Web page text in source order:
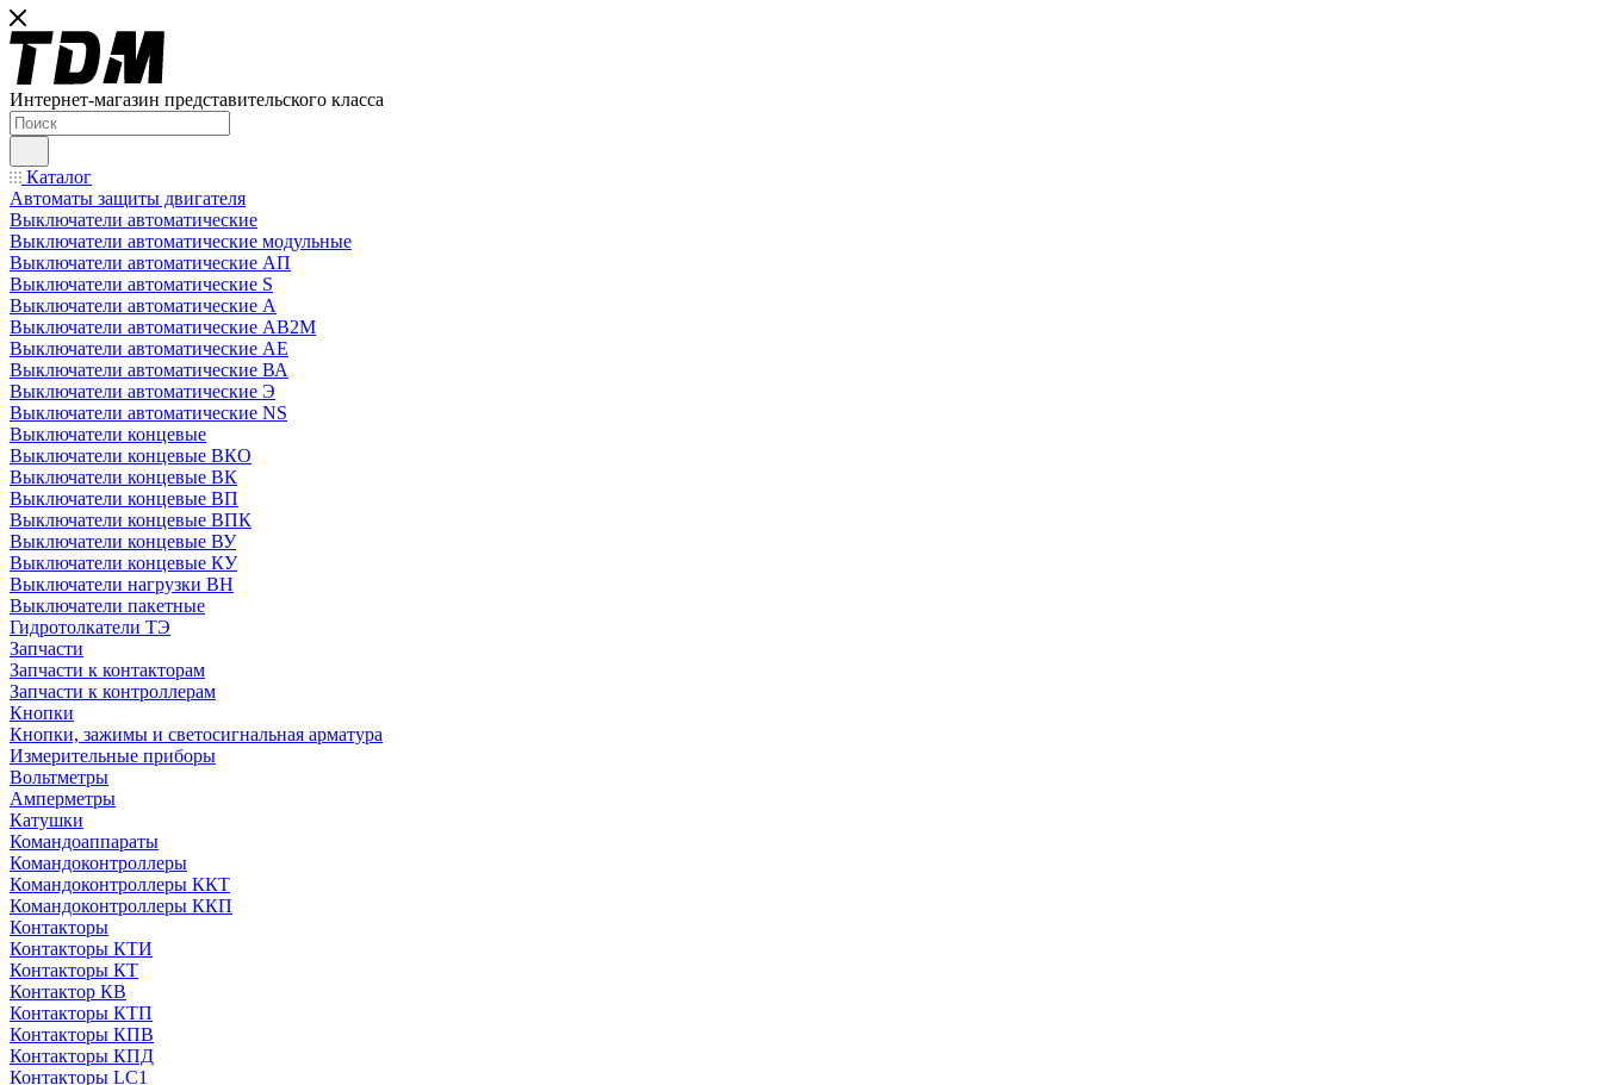
Интернет-магазин представительского класса
Каталог
Автоматы защиты двигателя
Выключатели автоматические
Выключатели автоматические модульные
Выключатели автоматические АП
Выключатели автоматические S
Выключатели автоматические А
Выключатели автоматические АВ2М
Выключатели автоматические АЕ
Выключатели автоматические ВА
Выключатели автоматические Э
Выключатели автоматические NS
Выключатели концевые
Выключатели концевые ВКО
Выключатели концевые ВК
Выключатели концевые ВП
Выключатели концевые ВПК
Выключатели концевые ВУ
Выключатели концевые КУ
Выключатели нагрузки ВН
Выключатели пакетные
Гидротолкатели ТЭ
Запчасти
Запчасти к контакторам
Запчасти к контроллерам
Кнопки
Кнопки, зажимы и светосигнальная арматура
Измерительные приборы
Вольтметры
Амперметры
Катушки
Командоаппараты
Командоконтроллеры
Командоконтроллеры ККТ
Командоконтроллеры ККП
Контакторы
Контакторы КТИ
Контакторы КТ
Контактор КВ
Контакторы КТП
Контакторы КПВ
Контакторы КПД
Контакторы LC1